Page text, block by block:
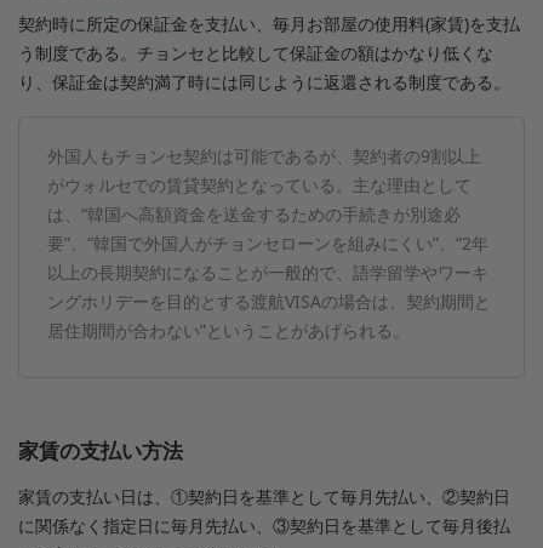
契約時に所定の保証金を支払い、毎月お部屋の使用料(家賃)を支払
う制度である。チョンセと比較して保証金の額はかなり低くな
り、保証金は契約満了時には同じように返還される制度である。
外国人もチョンセ契約は可能であるが、契約者の9割以上
がウォルセでの賃貸契約となっている。主な理由として
は、“韓国へ高額資金を送金するための手続きが別途必
要”、“韓国で外国人がチョンセローンを組みにくい”、“2年
以上の長期契約になることが一般的で、語学留学やワーキ
ングホリデーを目的とする渡航VISAの場合は、契約期間と
居住期間が合わない”ということがあげられる。
家賃の支払い方法
家賃の支払い日は、①契約日を基準として毎月先払い、②契約日
に関係なく指定日に毎月先払い、③契約日を基準として毎月後払